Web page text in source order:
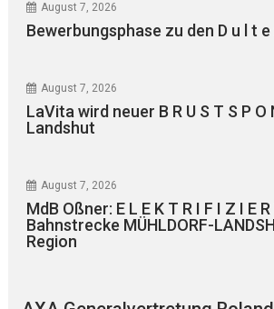
August 7, 2026
Bewerbungsphase zu den D u l t
August 7, 2026
LaVita wird neuer B R U S T S P O
Landshut
August 7, 2026
MdB Oßner: E L E K T R I F I Z I E
Bahnstrecke MÜHLDORF-
Region